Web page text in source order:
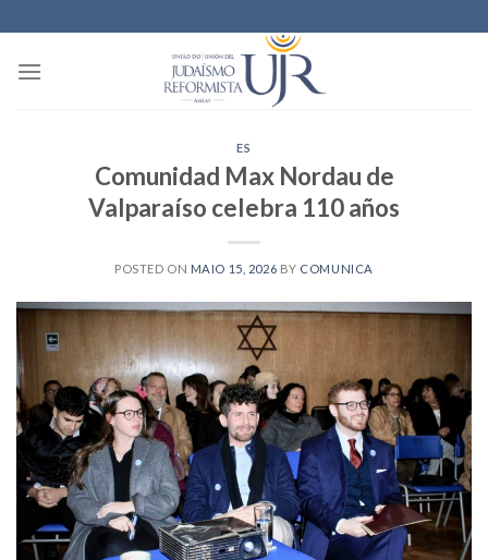
to
content
ES
Comunidad Max Nordau de
Valparaíso celebra 110 años
POSTED ON MAIO 15, 2026 BY COMUNICA